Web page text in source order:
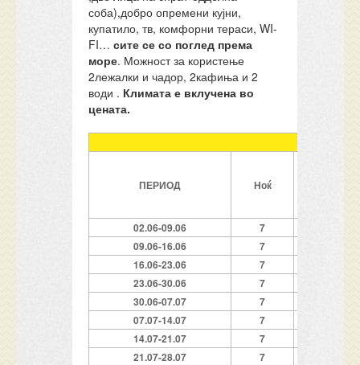
соба),добро опремени кујни,
купатило, тв, комфорни тераси, WI-
FI…сите се со поглед према
море. Можност за користење
2лежалки и чадор, 2кафиња и 2
води . Климата е вклучена во
цената.
ПЕРИОД Ноќ
02.06-09.06 7
09.06-16.06
7
16.06-23.06
7
23.06-30.06 7
30.06-07.07 7
07.07-14.07
7
14.07-21.07
7
21.07-28.07
7